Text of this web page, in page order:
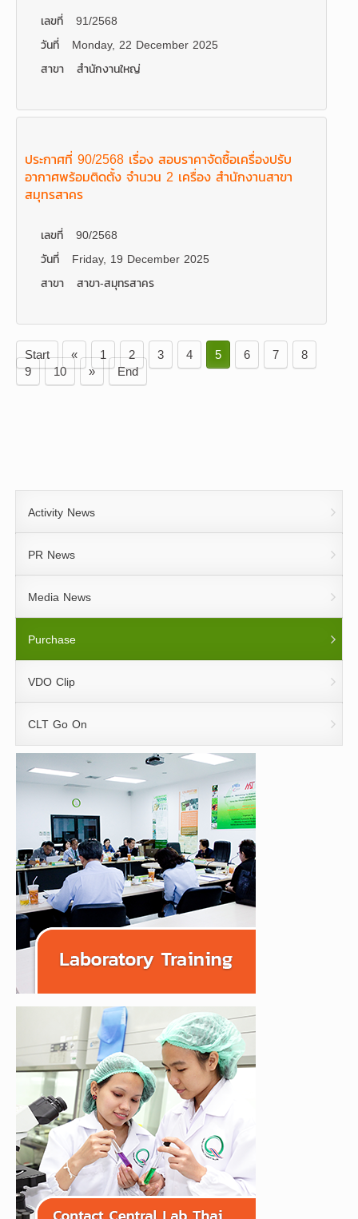
เลขที่
91/2568
วันที่
Monday, 22 December 2025
สาขา
สำนักงานใหญ่
ประกาศที่ 90/2568 เรื่อง สอบราคาจัดซื้อเครื่องปรับ
อากาศพร้อมติดตั้ง จำนวน 2 เครื่อง สำนักงานสาขา
สมุทรสาคร
เลขที่
90/2568
วันที่
Friday, 19 December 2025
สาขา
สาขา-สมุทรสาคร
Start « 1 2 3 4 5 6 7
8
9
10 » End
Activity News
PR News
Media News
Purchase
VDO Clip
CLT Go On